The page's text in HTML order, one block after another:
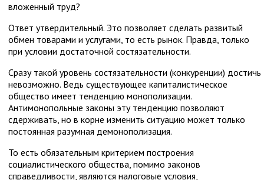
вложенный труд?
Ответ утвердительный. Это позволяет сделать развитый
обмен товарами и услугами, то есть рынок. Правда, только
при условии достаточной состязательности.
Сразу такой уровень состязательности (конкуренции) достичь
невозможно. Ведь существующее капиталистическое
общество имеет тенденцию монополизации.
Антимонопольные законы эту тенденцию позволяют
сдерживать, но в корне изменить ситуацию может только
постоянная разумная демонополизация.
То есть обязательным критерием построения
социалистического общества, помимо законов
справедливости, являются налоговые условия,